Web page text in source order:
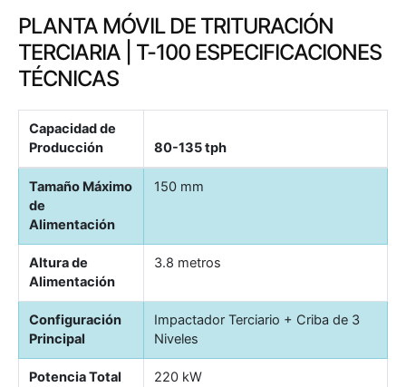
PLANTA MÓVIL DE TRITURACIÓN
TERCIARIA | T-100 ESPECIFICACIONES
TÉCNICAS
Capacidad de
Producción
80-135 tph
Tamaño Máximo
de
Alimentación
150 mm
Altura de
Alimentación
3.8 metros
Configuración
Principal
Impactador Terciario + Criba de 3
Niveles
Potencia Total
220 kW